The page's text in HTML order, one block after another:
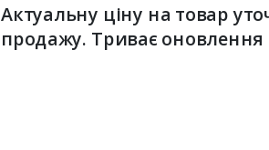
Актуальну ціну на товар
продажу. Триває оновлення